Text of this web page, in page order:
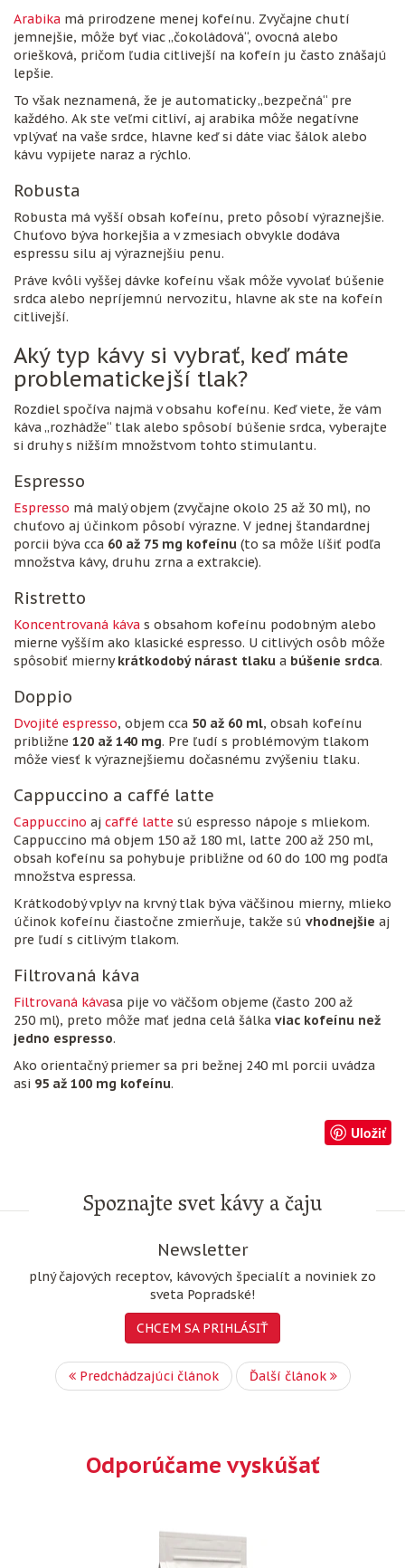
Arabika má prirodzene menej kofeínu. Zvyčajne chutí
jemnejšie, môže byť viac „čokoládová“, ovocná alebo
oriešková, pričom ľudia citlivejší na kofeín ju často znášajú
lepšie.
To však neznamená, že je automaticky „bezpečná“ pre
každého. Ak ste veľmi citliví, aj arabika môže negatívne
vplývať na vaše srdce, hlavne keď si dáte viac šálok alebo
kávu vypijete naraz a rýchlo.
Robusta
Robusta má vyšší obsah kofeínu, preto pôsobí výraznejšie.
Chuťovo býva horkejšia a v zmesiach obvykle dodáva
espressu silu aj výraznejšiu penu.
Práve kvôli vyššej dávke kofeínu však môže vyvolať búšenie
srdca alebo nepríjemnú nervozitu, hlavne ak ste na kofeín
citlivejší.
Aký typ kávy si vybrať, keď máte
problematickejší tlak?
Rozdiel spočíva najmä v obsahu kofeínu. Keď viete, že vám
káva „rozhádže“ tlak alebo spôsobí búšenie srdca, vyberajte
si druhy s nižším množstvom tohto stimulantu.
Espresso
Espresso má malý objem (zvyčajne okolo 25 až 30 ml), no
chuťovo aj účinkom pôsobí výrazne. V jednej štandardnej
porcii býva cca 60 až 75 mg kofeínu (to sa môže líšiť podľa
množstva kávy, druhu zrna a extrakcie).
Ristretto
Koncentrovaná káva s obsahom kofeínu podobným alebo
mierne vyšším ako klasické espresso. U citlivých osôb môže
spôsobiť miernykrátkodobý nárast tlaku a búšenie srdca.
Doppio
Dvojité espresso, objem cca 50 až 60 ml, obsah kofeínu
približne 120 až 140 mg. Pre ľudí s problémovým tlakom
môže viesť k výraznejšiemu dočasnému zvýšeniu tlaku.
Cappuccino a caffé latte
Cappuccino aj caffé latte sú espresso nápoje s mliekom.
Cappuccino má objem 150 až 180 ml, latte 200 až 250 ml,
obsah kofeínu sa pohybuje približne od 60 do 100 mg podľa
množstva espressa.
Krátkodobý vplyv na krvný tlak býva väčšinou mierny, mlieko
účinok kofeínu čiastočne zmierňuje, takže sú vhodnejšie aj
pre ľudí s citlivým tlakom.
Filtrovaná káva
Filtrovaná kávasa pije vo väčšom objeme (často 200 až
250 ml), preto môže mať jedna celá šálka viac kofeínu než
jedno espresso.
Ako orientačný priemer sa pri bežnej 240 ml porcii uvádza
asi 95 až 100 mg kofeínu.
Uložiť
Spoznajte svet kávy a čaju
Newsletter
plný čajových receptov, kávových špecialít a noviniek zo
sveta Popradské!
CHCEM SA PRIHLÁSIŤ
Predchádzajúci článok Ďalší článok
Odporúčame vyskúšať